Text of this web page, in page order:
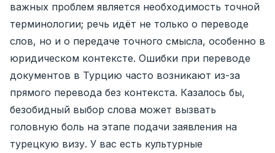
важных проблем является необходимость точной
терминологии; речь идёт не только о переводе
слов, но и о передаче точного смысла, особенно в
юридическом контексте. Ошибки при переводе
документов в Турцию часто возникают из-за
прямого перевода без контекста. Казалось бы,
безобидный выбор слова может вызвать
головную боль на этапе подачи заявления на
турецкую визу. У вас есть культурные